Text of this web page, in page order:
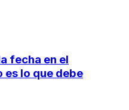
fecha en el
es lo que debe